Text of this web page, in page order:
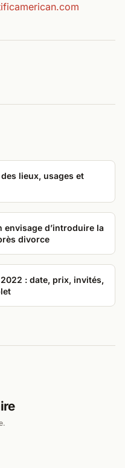
lieux, usages et
envisage d’introduire la
divorce
: date, prix, invités,